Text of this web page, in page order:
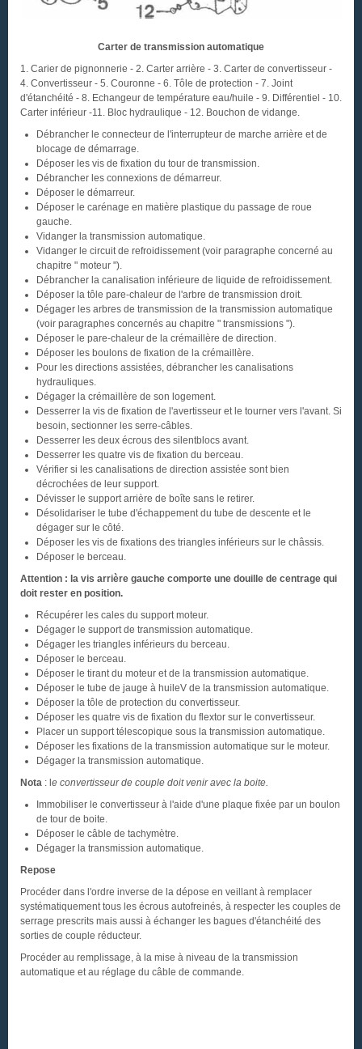
Carter de transmission automatique
1. Carier de pignonnerie - 2. Carter arrière - 3. Carter de convertisseur -
4. Convertisseur - 5. Couronne - 6. Tôle de protection - 7. Joint
d'étanchéité - 8. Echangeur de température eau/huile - 9. Différentiel - 10.
Carter inférieur -11. Bloc hydraulique - 12. Bouchon de vidange.
Débrancher le connecteur de l'interrupteur de marche arrière et de
blocage de démarrage.
Déposer les vis de fixation du tour de transmission.
Débrancher les connexions de démarreur.
Déposer le démarreur.
Déposer le carénage en matière plastique du passage de roue
gauche.
Vidanger la transmission automatique.
Vidanger le circuit de refroidissement (voir paragraphe concerné au
chapitre " moteur ").
Débrancher la canalisation inférieure de liquide de refroidissement.
Déposer la tôle pare-chaleur de l'arbre de transmission droit.
Dégager les arbres de transmission de la transmission automatique
(voir paragraphes concernés au chapitre " transmissions ").
Déposer le pare-chaleur de la crémaillère de direction.
Déposer les boulons de fixation de la crémaillère.
Pour les directions assistées, débrancher les canalisations
hydrauliques.
Dégager la crémaillère de son logement.
Desserrer la vis de fixation de l'avertisseur et le tourner vers l'avant. Si
besoin, sectionner les serre-câbles.
Desserrer les deux écrous des silentblocs avant.
Desserrer les quatre vis de fixation du berceau.
Vérifier si les canalisations de direction assistée sont bien
décrochées de leur support.
Dévisser le support arrière de boîte sans le retirer.
Désolidariser le tube d'échappement du tube de descente et le
dégager sur le côté.
Déposer les vis de fixations des triangles inférieurs sur le châssis.
Déposer le berceau.
Attention : la vis arrière gauche comporte une douille de centrage qui
doit rester en position.
Récupérer les cales du support moteur.
Dégager le support de transmission automatique.
Dégager les triangles inférieurs du berceau.
Déposer le berceau.
Déposer le tirant du moteur et de la transmission automatique.
Déposer le tube de jauge à huileV de la transmission automatique.
Déposer la tôle de protection du convertisseur.
Déposer les quatre vis de fixation du flextor sur le convertisseur.
Placer un support télescopique sous la transmission automatique.
Déposer les fixations de la transmission automatique sur le moteur.
Dégager la transmission automatique.
Nota : l e convertisseur de couple doit venir avec la boite.
Immobiliser le convertisseur à l'aide d'une plaque fixée par un boulon
de tour de boite.
Déposer le câble de tachymètre.
Dégager la transmission automatique.
Repose
Procéder dans l'ordre inverse de la dépose en veillant à remplacer
systématiquement tous les écrous autofreinés, à respecter les couples de
serrage prescrits mais aussi à échanger les bagues d'étanchéité des
sorties de couple réducteur.
Procéder au remplissage, à la mise à niveau de la transmission
automatique et au réglage du câble de commande.